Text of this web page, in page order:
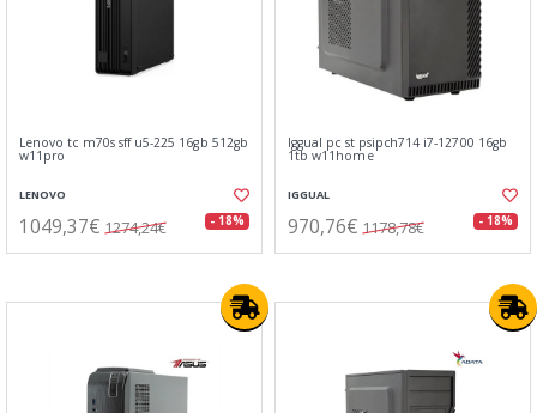
Lenovo tc m70s sff u5-225 16gb 512gb
w11pro
LENOVO
1049,37€ 1274,24€ - 18%
Iggual pc st psipch714 i7-12700 16gb
1tb w11home
IGGUAL
970,76€ 1178,78€ - 18%